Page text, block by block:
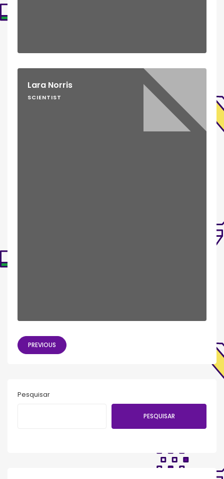
Lara Norris
SCIENTIST
PREVIOUS
Pesquisar
PESQUISAR